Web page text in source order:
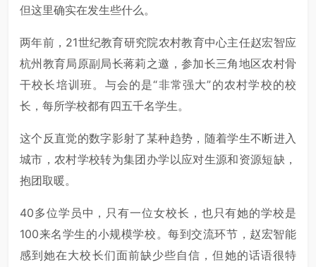
但这里确实在发生些什么。
两年前，21世纪教育研究院农村教育中心主任赵宏智应
杭州教育局原副局长蒋莉之邀，参加长三角地区农村骨
干校长培训班。与会的是“非常强大”的农村学校的校
长，每所学校都有四五千名学生。
这个反直觉的数字影射了某种趋势，随着学生不断进入
城市，农村学校转为集团办学以应对生源和资源短缺，
抱团取暖。
40多位学员中，只有一位女校长，也只有她的学校是
100来名学生的小规模学校。每到交流环节，赵宏智能
感到她在大校长们面前缺少些自信，但她的话语很特